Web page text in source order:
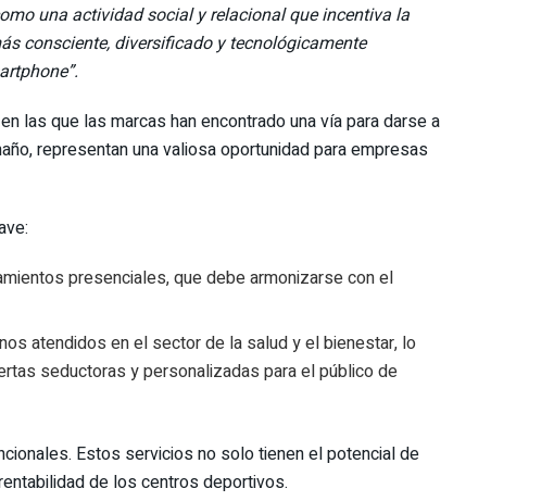
una actividad social y relacional que incentiva la
consciente, diversificado y tecnológicamente
las que las marcas han encontrado una vía para darse a
representan una valiosa oportunidad para empresas
presenciales, que debe armonizarse con el
atendidos en el sector de la salud y el bienestar, lo
seductoras y personalizadas para el público de
Estos servicios no solo tienen el potencial de
de los centros deportivos.